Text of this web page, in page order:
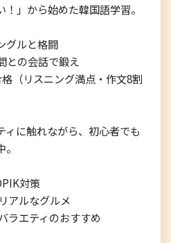
！」から始めた韓国語学習。
グルと格闘
との会話で鍛え
（リスニング満点・作文8割
ィに触れながら、初心者でも
対策
アルなグルメ
ラエティのおすすめ